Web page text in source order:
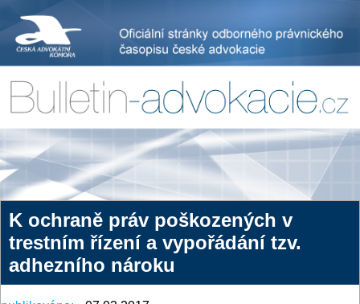
K ochraně práv poškozených v
trestním řízení a vypořádání tzv.
adhezního nároku